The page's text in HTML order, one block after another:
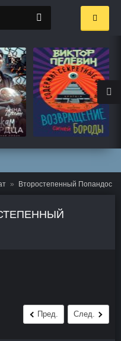
Второстепенный Попандос
Пред. След.